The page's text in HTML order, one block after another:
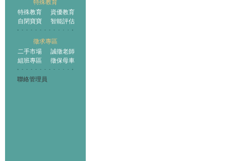
特殊教育
特殊教育
資優教育
自閉寶寶
智能評估
徵求專區
二手市場
誠徵老師
組班專區
徵保母車
聯絡管理員